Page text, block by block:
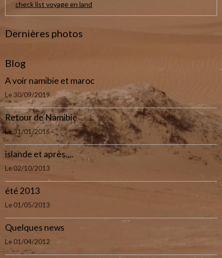
check list voyage en land
Dernières photos
Blog
A voir namibie et maroc
Le 30/09/2019
Retour de Namibie
Le 31/01/2016
islande et après....
Le 02/10/2013
été 2013
Le 01/05/2013
Quelques news
Le 01/04/2012